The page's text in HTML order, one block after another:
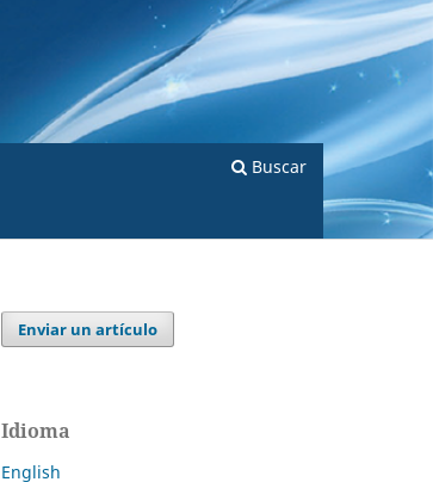
Buscar
Enviar un artículo
Idioma
English